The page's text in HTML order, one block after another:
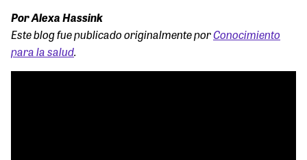
Por Alexa Hassink
Este blog fue publicado originalmente porConocimiento
para la salud.